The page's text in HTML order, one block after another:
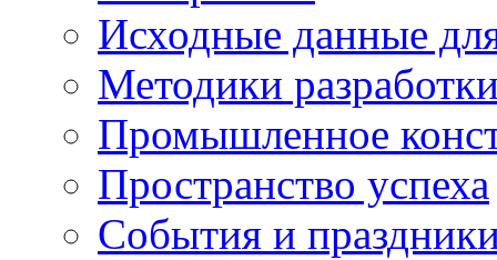
Исходные данные
Методики
Промышленное
Пространство успеха
События и